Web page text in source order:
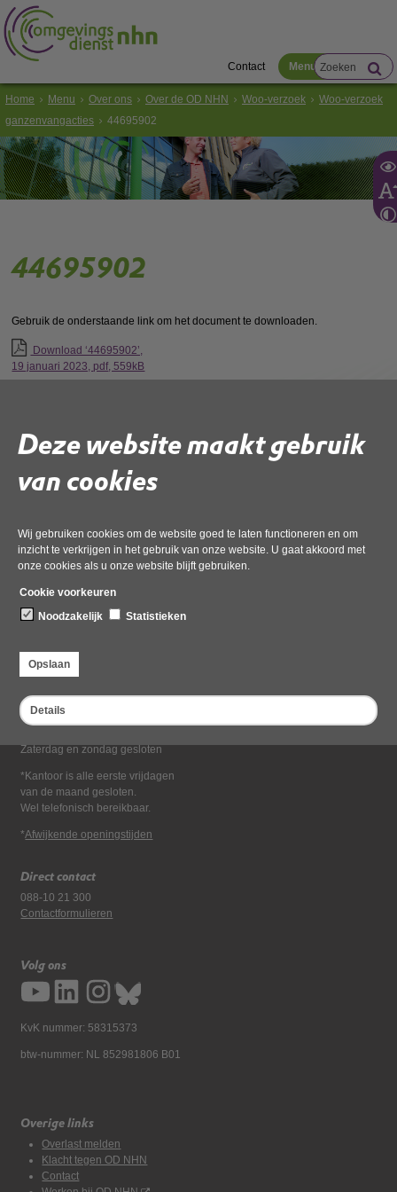
Deze website maakt gebruik
van cookies
Wij gebruiken cookies om de website goed te laten functioneren en om
inzicht te verkrijgen in het gebruik van onze website. U gaat akkoord met
onze cookies als u onze website blijft gebruiken.
Cookie voorkeuren
Noodzakelijk
Statistieken
Opslaan
Details
Contact Menu
Home Menu Over ons Over de OD NHN Woo-verzoek
Woo-verzoek
ganzenvangacties
44695902
44695902
Gebruik de onderstaande link om het document te downloaden.
Download ‘44695902’,
19 januari 2023, pdf, 559kB
Bezoekadres
Dampten 2, 1624 NR Hoorn
Postbus 2095, 1620 EB Hoorn
Openingstijden kantoor
Maandag tot en met vrijdag*
van 08:00 tot 16:30
Zaterdag en zondag gesloten
*Kantoor is alle eerste vrijdagen
van de maand gesloten.
Wel telefonisch bereikbaar.
*Afwijkende openingstijden
Direct contact
088-10 21 300
Contactformulieren
Volg ons
KvK nummer: 58315373
btw-nummer: NL 852981806 B01
Overige links
Overlast melden
Klacht tegen OD NHN
Contact